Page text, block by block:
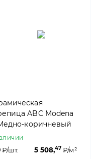
ABC Modena
Медно-коричневый
₽/шт. 5 508,47₽/м²